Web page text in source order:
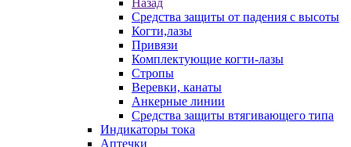
Назад
Средства защиты от падения с высоты
Когти,лазы
Привязи
Комплектующие когти-лазы
Стропы
Веревки, канаты
Анкерные линии
Средства защиты втягивающего типа
Индикаторы тока
Аптечки